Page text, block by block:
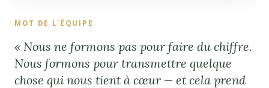
MOT DE L'ÉQUIPE
« Nous ne formons pas pour faire du chiffre.
Nous formons pour transmettre quelque
chose qui nous tient à cœur — et cela prend